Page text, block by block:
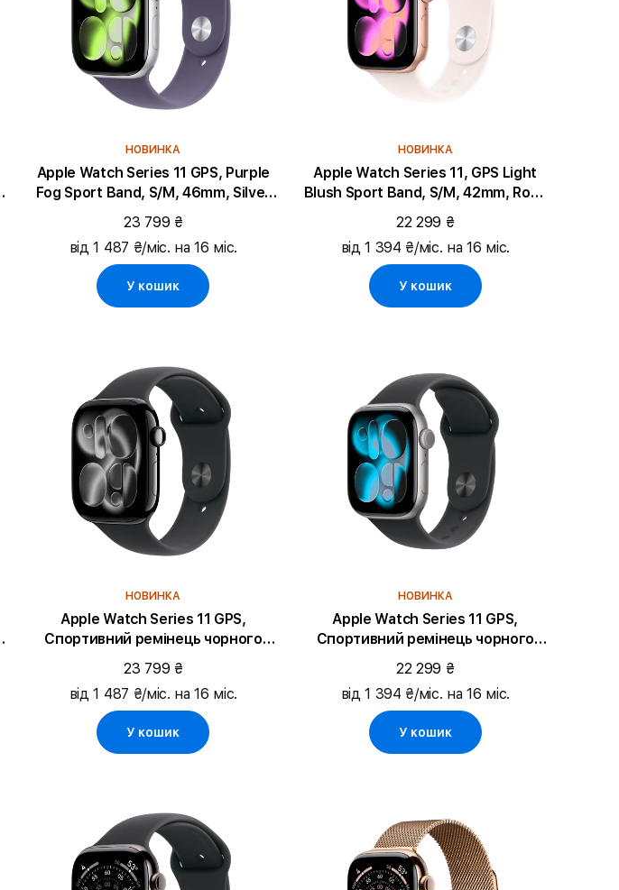
НОВИНКА
Apple Watch Series 11 GPS, Purple
Fog Sport Band, S/M, 46mm, Silver
Aluminium
23 799 ₴
від 1 487 ₴/міс. на 16 міс.
У кошик
НОВИНКА
Apple Watch Series 11, GPS Light
Blush Sport Band, S/M, 42mm, Rose
Gold Aluminium
22 299 ₴
від 1 394 ₴/міс. на 16 міс.
У кошик
НОВИНКА
Apple Watch Series 11 GPS,
Спортивний ремінець чорного
кольору, M/L, 46mm, Jet Black
Aluminium
23 799 ₴
від 1 487 ₴/міс. на 16 міс.
У кошик
НОВИНКА
Apple Watch Series 11 GPS,
Спортивний ремінець чорного
кольору, S/M, 42mm, Space Grey
Aluminium
22 299 ₴
від 1 394 ₴/міс. на 16 міс.
У кошик